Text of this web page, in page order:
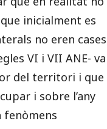
inicialment es
no eren cases
VI i VII ANE- va
del territori i que
i sobre l’any
fenòmens